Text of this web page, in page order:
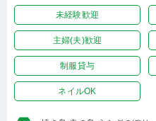
未経験歓迎
主婦(夫)歓迎
制服貸与
ネイルOK